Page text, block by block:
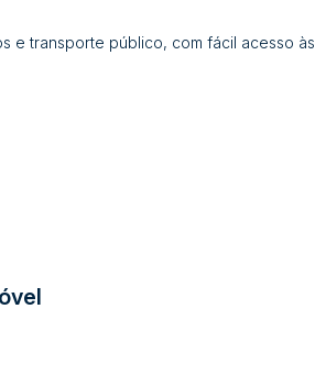
e transporte público, com fácil acesso às